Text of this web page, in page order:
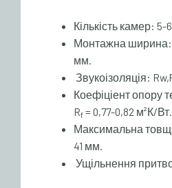
Кількість камер: 5-
Монтажна ширина:
мм.
Звукоізоляція:
Коефіціент опору
Rf= 0,77-0,82 м²К/Вт.
Максимальна
41 мм.
Ущільнення